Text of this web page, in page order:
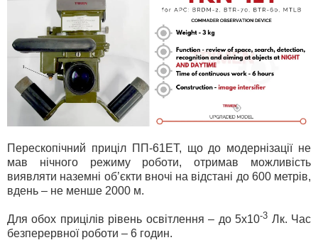
Перескопічний приціл ПП-61ЕТ, що до модернізації не
мав нічного режиму роботи, отримав можливість
виявляти наземні об’єкти вночі на відстані до 600 метрів,
вдень – не менше 2000 м.
Для обох прицілів рівень освітлення – до 5х10-3 Лк. Час
безперервної роботи – 6 годин.